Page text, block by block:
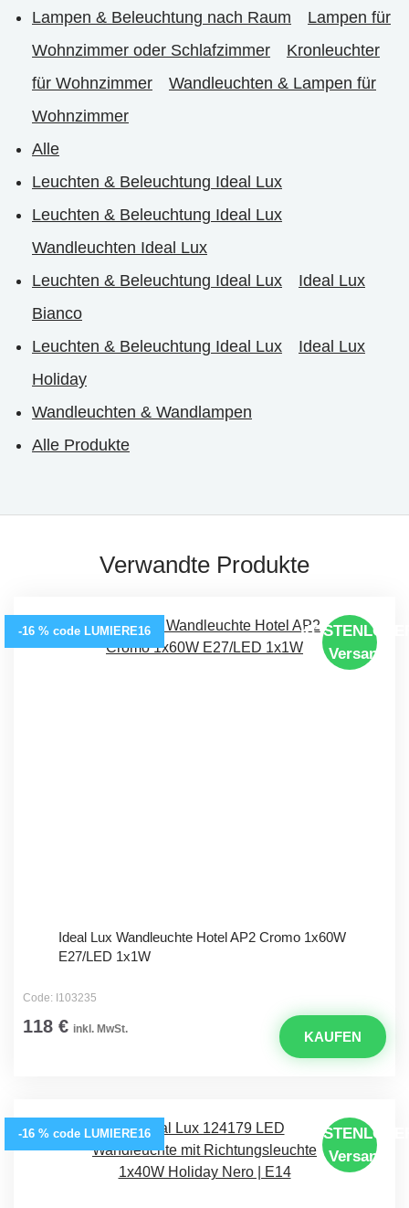
Lampen & Beleuchtung nach Raum
Lampen für
Wohnzimmer oder Schlafzimmer
Kronleuchter
für Wohnzimmer
Wandleuchten & Lampen für
Wohnzimmer
Alle
Leuchten & Beleuchtung Ideal Lux
Leuchten & Beleuchtung Ideal Lux
Wandleuchten Ideal Lux
Leuchten & Beleuchtung Ideal Lux
Ideal Lux
Bianco
Leuchten & Beleuchtung Ideal Lux
Ideal Lux
Holiday
Wandleuchten & Wandlampen
Alle Produkte
Verwandte Produkte
-16 % code LUMIERE16
Versand
Ideal Lux Wandleuchte Hotel AP2 Cromo 1x60W
E27/LED 1x1W
Code: I103235
118 € inkl. MwSt. KAUFEN
-16 % code LUMIERE16
Versand